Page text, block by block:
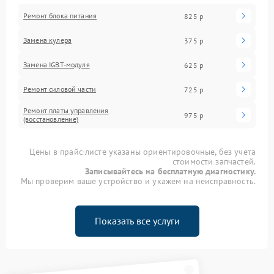
Ремонт блока питания 825 р
Замена кулера 375 р
Замена IGBT-модуля 625 р
Ремонт силовой части 725 р
Ремонт платы управления
(восстановление)
975 р
Цены в прайс-листе указаны ориентировочные, без учета
стоимости запчастей.
Записывайтесь на бесплатную диагностику.
Мы проверим ваше устройство и укажем на неисправность.
Показать все услуги